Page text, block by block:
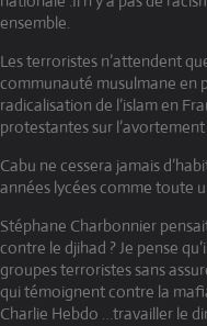
ensemble.
Les terroristes n’attendent
communauté musulmane en
radicalisation de l’islam en
protestantes sur
Cabu ne cessera jamais
années lycées comme toute
Stéphane Charbonnier
contre le djihad ? Je pense
groupes terroristes sans
qui témoignent contre la
Charlie Hebdo …travailler le